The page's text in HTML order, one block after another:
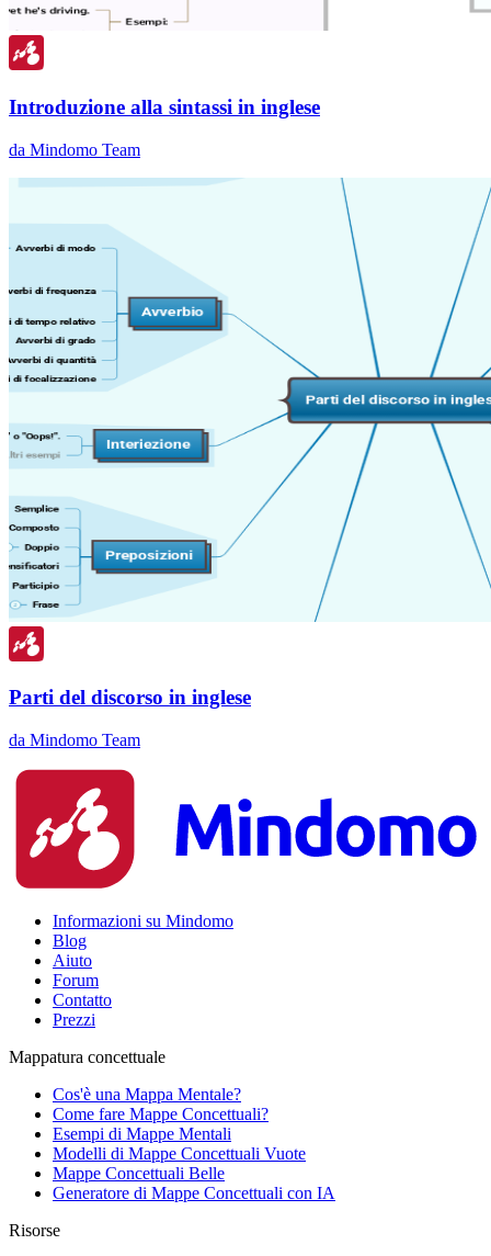
Introduzione alla sintassi in inglese
da Mindomo Team
Parti del discorso in inglese
da Mindomo Team
Informazioni su Mindomo
Blog
Aiuto
Forum
Contatto
Prezzi
Mappatura concettuale
Cos'è una Mappa Mentale?
Come fare Mappe Concettuali?
Esempi di Mappe Mentali
Modelli di Mappe Concettuali Vuote
Mappe Concettuali Belle
Generatore di Mappe Concettuali con IA
Risorse